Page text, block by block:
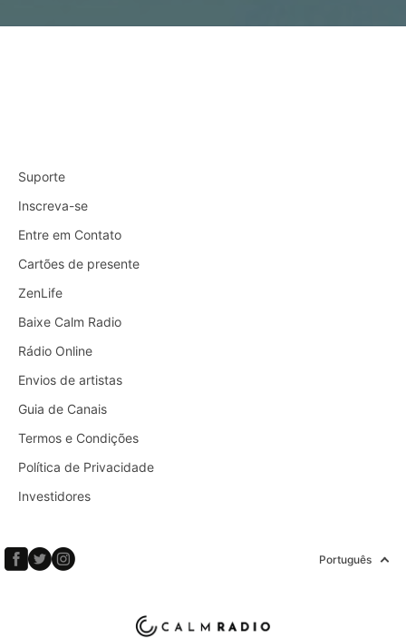
Suporte
Inscreva-se
Entre em Contato
Cartões de presente
ZenLife
Baixe Calm Radio
Rádio Online
Envios de artistas
Guia de Canais
Termos e Condições
Política de Privacidade
Investidores
Português